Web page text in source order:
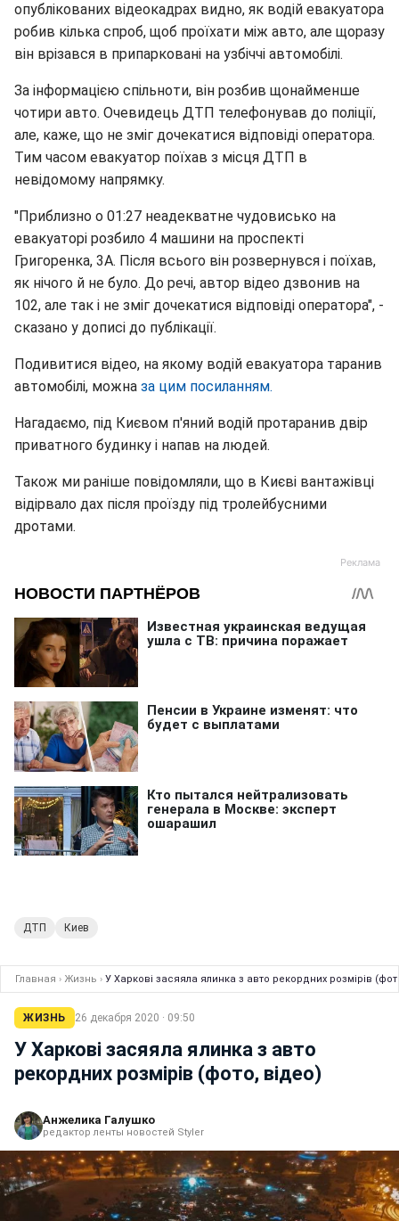
опублікованих відеокадрах видно, як водій евакуатора
робив кілька спроб, щоб проїхати між авто, але щоразу
він врізався в припарковані на узбіччі автомобілі.
За інформацією спільноти, він розбив щонайменше
чотири авто. Очевидець ДТП телефонував до поліції,
але, каже, що не зміг дочекатися відповіді оператора.
Тим часом евакуатор поїхав з місця ДТП в
невідомому напрямку.
"Приблизно о 01:27 неадекватне чудовисько на
евакуаторі розбило 4 машини на проспекті
Григоренка, 3А. Після всього він розвернувся і поїхав,
як нічого й не було. До речі, автор відео дзвонив на
102, але так і не зміг дочекатися відповіді оператора", -
сказано у дописі до публікації.
Подивитися відео, на якому водій евакуатора таранив
автомобілі, можна за цим посиланням.
Нагадаємо, під Києвом п'яний водій протаранив двір
приватного будинку і напав на людей.
Також ми раніше повідомляли, що в Києві вантажівці
відірвало дах після проїзду під тролейбусними
дротами.
ДТП Киев
Главная › Жизнь › У Харкові засяяла ялинка з авто рекордних розмірів
ЖИЗНЬ 26 декабря 2020 · 09:50
У Харкові засяяла ялинка з авто
рекордних розмірів (фото, відео)
Анжелика Галушко
редактор ленты новостей Styler